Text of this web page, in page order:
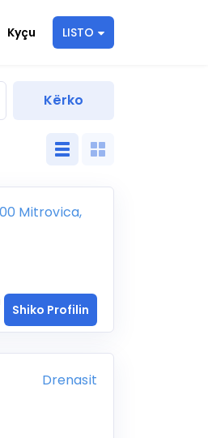
Kyçu LISTO
Mitrovica,
Shiko Profilin
Drenasit